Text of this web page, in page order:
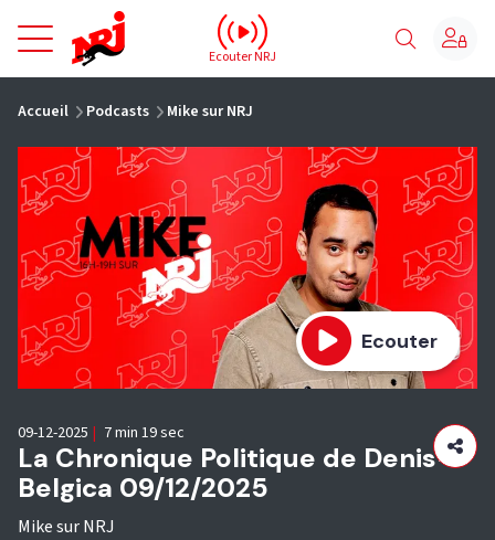
NRJ - Accueil
Ecouter NRJ
Accueil Podcasts Mike sur NRJ
Ecouter
La Chronique Politique de Denis-
Belgica 09/12/2025
Mike sur NRJ
09-12-2025 | 7 min 19 sec